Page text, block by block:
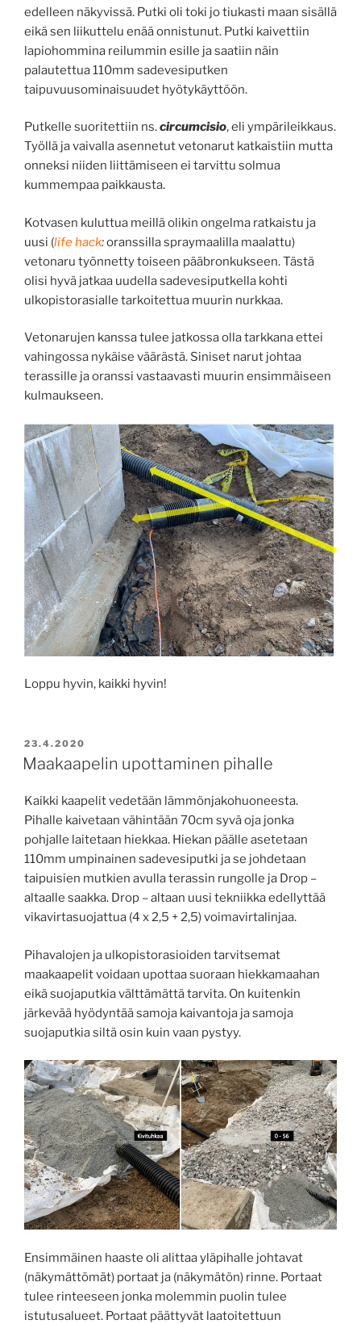
edelleen näkyvissä. Putki oli toki jo tiukasti maan sisällä
eikä sen liikuttelu enää onnistunut. Putki kaivettiin
lapiohommina reilummin esille ja saatiin näin
palautettua 110mm sadevesiputken
taipuvuusominaisuudet hyötykäyttöön.
Putkelle suoritettiin ns.circumcisio, eli ympärileikkaus.
Työllä ja vaivalla asennetut vetonarut katkaistiin mutta
onneksi niiden liittämiseen ei tarvittu solmua
kummempaa paikkausta.
Kotvasen kuluttua meillä olikin ongelma ratkaistu ja
uusi (life hack:oranssilla spraymaalilla maalattu)
vetonaru työnnetty toiseen pääbronkukseen. Tästä
olisi hyvä jatkaa uudella sadevesiputkella kohti
ulkopistorasialle tarkoitettua muurin nurkkaa.
Vetonarujen kanssa tulee jatkossa olla tarkkana ettei
vahingossa nykäise väärästä. Siniset narut johtaa
terassille ja oranssi vastaavasti muurin ensimmäiseen
kulmaukseen.
Loppu hyvin, kaikki hyvin!
JULKAISTU
23.4.2020
Maakaapelin upottaminen pihalle
Kaikki kaapelit vedetään lämmönjakohuoneesta.
Pihalle kaivetaan vähintään 70cm syvä oja jonka
pohjalle laitetaan hiekkaa. Hiekan päälle asetetaan
110mm umpinainen sadevesiputki ja se johdetaan
taipuisien mutkien avulla terassin rungolle ja Drop –
altaalle saakka. Drop – altaan uusi tekniikka edellyttää
vikavirtasuojattua (4 x 2,5 + 2,5) voimavirtalinjaa.
Pihavalojen ja ulkopistorasioiden tarvitsemat
maakaapelit voidaan upottaa suoraan hiekkamaahan
eikä suojaputkia välttämättä tarvita. On kuitenkin
järkevää hyödyntää samoja kaivantoja ja samoja
suojaputkia siltä osin kuin vaan pystyy.
Ensimmäinen haaste oli alittaa yläpihalle johtavat
(näkymättömät) portaat ja (näkymätön) rinne. Portaat
tulee rinteeseen jonka molemmin puolin tulee
istutusalueet. Portaat päättyvät laatoitettuun